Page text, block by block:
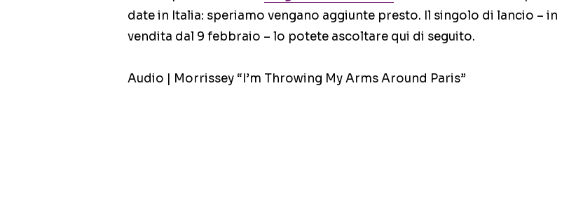
date in Italia: speriamo vengano aggiunte presto. Il singolo di lancio – in
vendita dal 9 febbraio – lo potete ascoltare qui di seguito.
Audio | Morrissey “I’m Throwing My Arms Around Paris”